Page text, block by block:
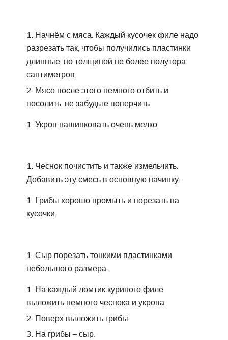
Начнём с мяса. Каждый кусочек филе надо
разрезать так, чтобы получились пластинки
длинные, но толщиной не более полутора
сантиметров.
Мясо после этого немного отбить и
посолить. не забудьте поперчить.
Укроп нашинковать очень мелко.
Чеснок почистить и также измельчить.
Добавить эту смесь в основную начинку.
Грибы хорошо промыть и порезать на
кусочки.
Сыр порезать тонкими пластинками
небольшого размера.
На каждый ломтик куриного филе
выложить немного чеснока и укропа.
Поверх выложить грибы.
На грибы – сыр.